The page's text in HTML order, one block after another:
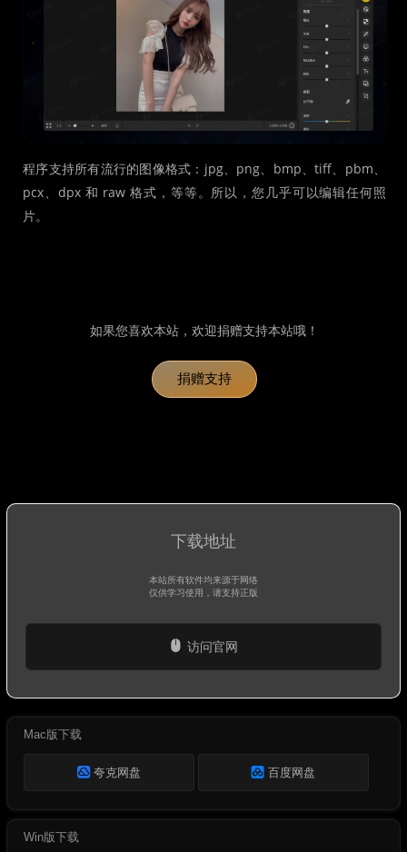
程序支持所有流行的图像格式：jpg、png、bmp、tiff、pbm、
pcx、dpx 和 raw 格式，等等。所以，您几乎可以编辑任何照
片。
如果您喜欢本站，欢迎捐赠支持本站哦！
捐赠支持
下载地址
本站所有软件均来源于网络
仅供学习使用，请支持正版
访问官网
Mac版下载
夸克网盘 百度网盘
Win版下载